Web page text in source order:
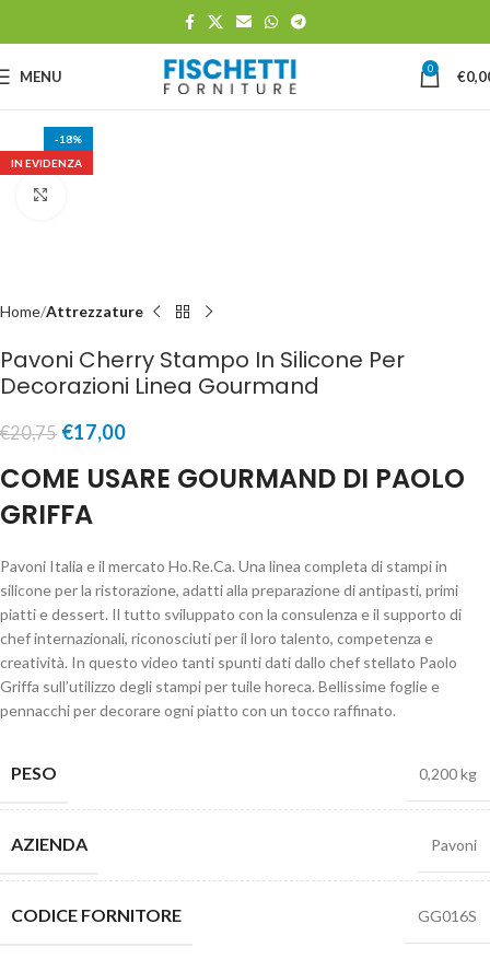
MENU 0 €
-18%
IN EVIDENZA
Home Attrezzature
Pavoni Cherry Stampo In Silicone Per
Decorazioni Linea Gourmand
€20,75 €17,00
COME USARE GOURMAND DI PAOLO
GRIFFA
Pavoni Italia e il mercato Ho.Re.Ca. Una linea completa di stampi in
silicone per la ristorazione, adatti alla preparazione di antipasti, primi
piatti e dessert. Il tutto sviluppato con la consulenza e il supporto di
chef internazionali, riconosciuti per il loro talento, competenza e
creatività. In questo video tanti spunti dati dallo chef stellato Paolo
Griffa sull’utilizzo degli stampi per tuile horeca. Bellissime foglie e
pennacchi per decorare ogni piatto con un tocco raffinato.
PESO 0,200 kg
AZIENDA Pavoni
CODICE FORNITORE GG016S